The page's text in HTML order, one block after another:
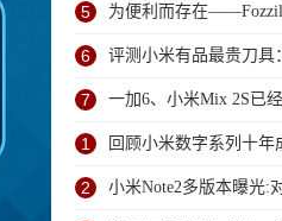
商务职业学校考察调研
5 为便利而存在
6 评测小米有品最贵刀具
999元的秘密
7 一加6、小米Mix 2S已
网友：安卓提不动刀了
1 回顾小米数字系列十年
2 小米Note2多版本曝光: